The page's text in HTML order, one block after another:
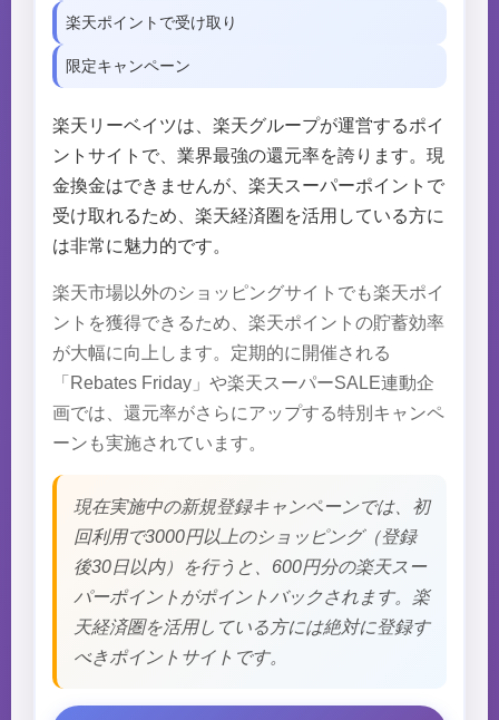
楽天ポイントで受け取り
限定キャンペーン
楽天リーベイツは、楽天グループが運営するポイ
ントサイトで、業界最強の還元率を誇ります。現
金換金はできませんが、楽天スーパーポイントで
受け取れるため、楽天経済圏を活用している方に
は非常に魅力的です。
楽天市場以外のショッピングサイトでも楽天ポイ
ントを獲得できるため、楽天ポイントの貯蓄効率
が大幅に向上します。定期的に開催される
「Rebates Friday」や楽天スーパーSALE連動企
画では、還元率がさらにアップする特別キャンペ
ーンも実施されています。
現在実施中の新規登録キャンペーンでは、初
回利用で3000円以上のショッピング（登録
後30日以内）を行うと、600円分の楽天スー
パーポイントがポイントバックされます。楽
天経済圏を活用している方には絶対に登録す
べきポイントサイトです。